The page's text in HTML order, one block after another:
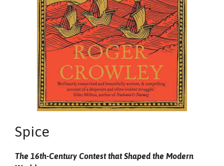
Spice
The 16th-Century Contest that Shaped the Modern